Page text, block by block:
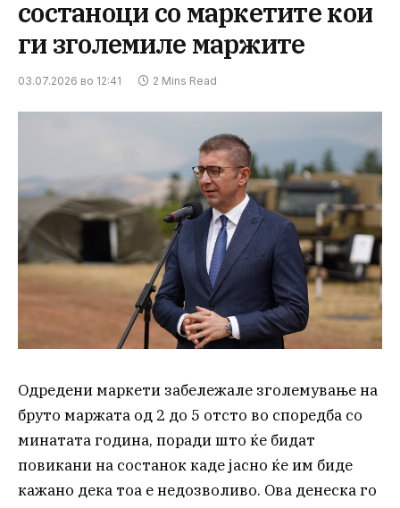
состаноци со маркетите кои
ги зголемиле маржите
03.07.2026 во 12:41 2 Mins Read
Одредени маркети забележале зголемување на
бруто маржата од 2 до 5 отсто во споредба со
минатата година, поради што ќе бидат
повикани на состанок каде јасно ќе им биде
кажано дека тоа е недозволиво. Ова денеска го